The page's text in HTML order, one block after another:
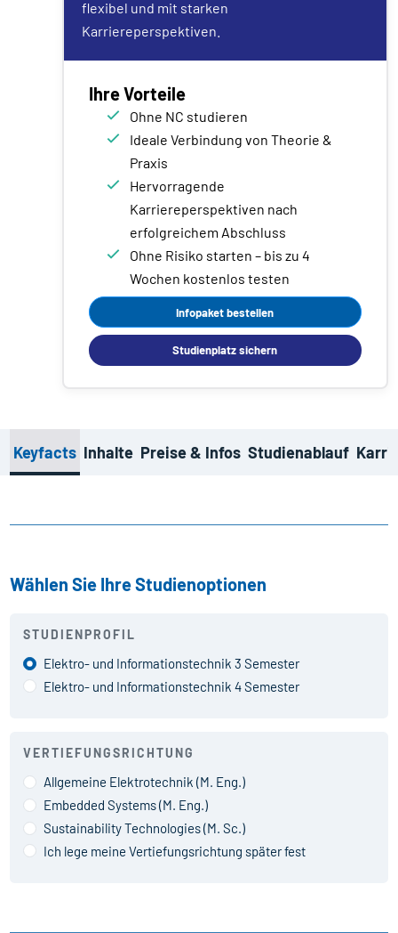
flexibel und mit starken
Karriereperspektiven.
Ihre Vorteile
Ohne NC studieren
Ideale Verbindung von Theorie &
Praxis
Hervorragende
Karriereperspektiven nach
erfolgreichem Abschluss
Ohne Risiko starten – bis zu 4
Wochen kostenlos testen
Infopaket bestellen
Studienplatz sichern
Keyfacts Inhalte Preise & Infos Studienablauf
Wählen Sie Ihre Studienoptionen
STUDIENPROFIL
Elektro- und Informations­technik 3 Semester
Elektro- und Informations­technik 4 Semester
VERTIEFUNGSRICHTUNG
Allgemeine Elektrotechnik (M. Eng.)
Embedded Systems (M. Eng.)
Sustainability Technologies (M. Sc.)
Ich lege meine Vertiefungsrichtung später fest